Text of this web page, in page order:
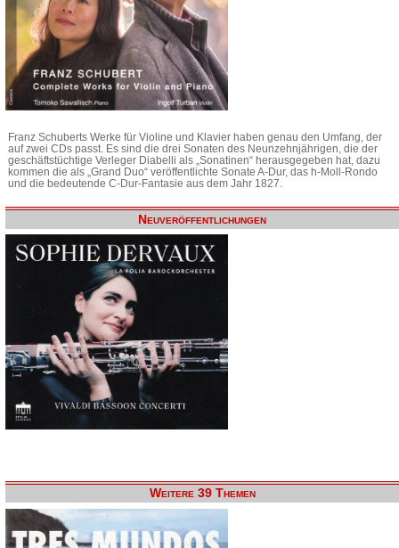
Franz Schuberts Werke für Violine und Klavier haben genau den Umfang, der
auf zwei CDs passt. Es sind die drei Sonaten des Neunzehnjährigen, die der
geschäftstüchtige Verleger Diabelli als „Sonatinen“ herausgegeben hat, dazu
kommen die als „Grand Duo“ veröffentlichte Sonate A-Dur, das h-Moll-Rondo
und die bedeutende C-Dur-Fantasie aus dem Jahr 1827.
Neuveröffentlichungen
Weitere 39 Themen